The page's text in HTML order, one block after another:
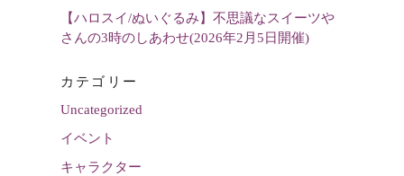
【ハロスイ/ぬいぐるみ】不思議なスイーツや
さんの3時のしあわせ(2026年2月5日開催)
カテゴリー
Uncategorized
イベント
キャラクター